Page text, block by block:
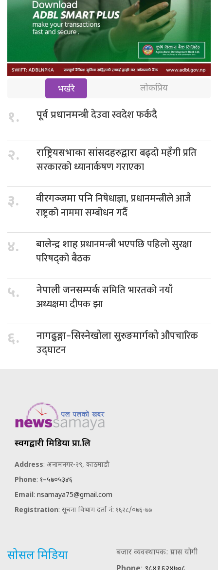
भर्खरै लोकप्रिय
१. पूर्व प्रधानमन्त्रीदेउवा स्वदेश फर्कदै
२. राष्ट्रियसभाका सांसदहरुद्वाराबढ्दो महँगी प्रति
सरकारको ध्यानार्कषण गराएका
३. वीरगञ्जमा पनिनिषेधाज्ञा, प्रधानमन्त्रीले आजै
राष्ट्रको नाममा सम्बोधन गर्दै
४. बालेन्द्र शाहप्रधानमन्त्री भएपछि पहिलो सुरक्षा
परिषद्को बैठक
५. नेपाली जनसम्पर्कसमिति भारतको नयाँ
अध्यक्षमा दीपक झा
६. नागढुङ्गा–सिस्नेखोला सुरुङमार्गकोऔपचारिक
उद्घाटन
स्वर्गद्वारी मिडिया प्रा.लि
Address: अनामनगर-२९, काठमाडौ
Phone: १–५७०५३४६
Email: nsamaya75@gmail.com
Registration: सूचना विभाग दर्ता नं: १६२८/०७६-७७
सोसल मिडिया
बजार व्यवस्थापक: प्रयास योगी